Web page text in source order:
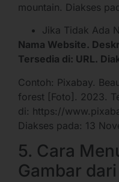
mountain. Diakses
Jika Tidak Ada
Nama Website.
Tersedia di: URL.
Contoh: Pixabay.
forest [Foto]. 2023.
di: https://
Diakses pada: 13
5. Cara
Gambar